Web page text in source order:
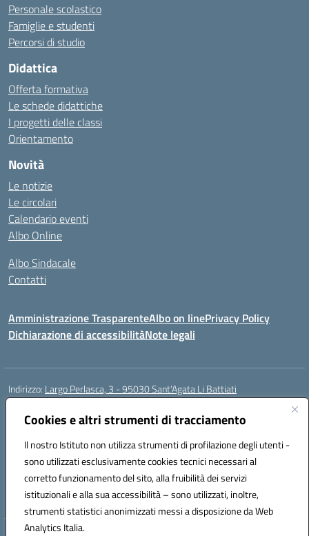
Cookies e altri strumenti di tracciamento
Il nostro Istituto non utilizza strumenti di profilazione degli utenti -
sono utilizzati esclusivamente cookies tecnici necessari al
corretto funzionamento del sito, alla fruibilità dei servizi
istituzionali e alla sua accessibilità – sono utilizzati, inoltre,
strumenti statistici anonimizzati messi a disposizione da Web
Analytics Italia.
Personale scolastico
Famiglie e studenti
Percorsi di studio
Didattica
Offerta formativa
Le schede didattiche
I progetti delle classi
Orientamento
Novità
Le notizie
Le circolari
Calendario eventi
Albo Online
Albo Sindacale
Contatti
Amministrazione TrasparenteAlbo on linePrivacy Policy
Dichiarazione di accessibilitàNote legali
Indirizzo: Largo Perlasca, 3 - 95030 Sant’Agata Li Battiati
Centralino:
ctic8bl002@istruzione.it
Posta elettronica certificata (PEC):ctic8bl002@pec.istruzione.it
Codice fiscale: 93253680875
Codice meccanografico:CTIC8BL002
Codice Indice delle Pubbliche Amministrazioni (IPA): 7UKG69R2
Codice unico di fatturazione (CUF): F8M4AH